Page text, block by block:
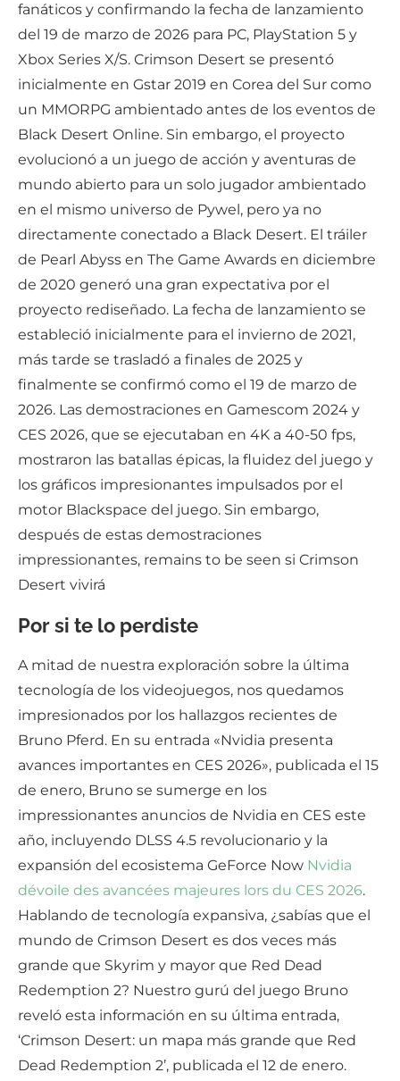
fanáticos y confirmando la fecha de lanzamiento
del 19 de marzo de 2026 para PC, PlayStation 5 y
Xbox Series X/S. Crimson Desert se presentó
inicialmente en Gstar 2019 en Corea del Sur como
un MMORPG ambientado antes de los eventos de
Black Desert Online. Sin embargo, el proyecto
evolucionó a un juego de acción y aventuras de
mundo abierto para un solo jugador ambientado
en el mismo universo de Pywel, pero ya no
directamente conectado a Black Desert. El tráiler
de Pearl Abyss en The Game Awards en diciembre
de 2020 generó una gran expectativa por el
proyecto rediseñado. La fecha de lanzamiento se
estableció inicialmente para el invierno de 2021,
más tarde se trasladó a finales de 2025 y
finalmente se confirmó como el 19 de marzo de
2026. Las demostraciones en Gamescom 2024 y
CES 2026, que se ejecutaban en 4K a 40-50 fps,
mostraron las batallas épicas, la fluidez del juego y
los gráficos impresionantes impulsados por el
motor Blackspace del juego. Sin embargo,
después de estas demostraciones
impressionantes, remains to be seen si Crimson
Desert vivirá
Por si te lo perdiste
A mitad de nuestra exploración sobre la última
tecnología de los videojuegos, nos quedamos
impresionados por los hallazgos recientes de
Bruno Pferd. En su entrada «Nvidia presenta
avances importantes en CES 2026», publicada el 15
de enero, Bruno se sumerge en los
impressionantes anuncios de Nvidia en CES este
año, incluyendo DLSS 4.5 revolucionario y la
expansión del ecosistema GeForce Now Nvidia
dévoile des avancées majeures lors du CES 2026.
Hablando de tecnología expansiva, ¿sabías que el
mundo de Crimson Desert es dos veces más
grande que Skyrim y mayor que Red Dead
Redemption 2? Nuestro gurú del juego Bruno
reveló esta información en su última entrada,
‘Crimson Desert: un mapa más grande que Red
Dead Redemption 2’, publicada el 12 de enero.